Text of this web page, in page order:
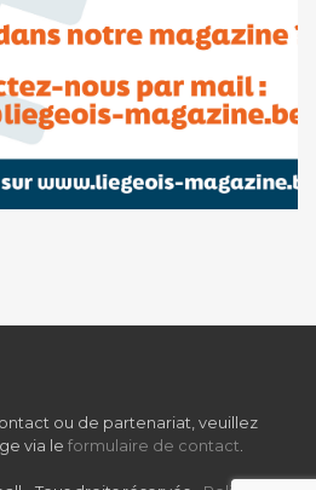
ou de partenariat, veuillez
via le formulaire de contact.